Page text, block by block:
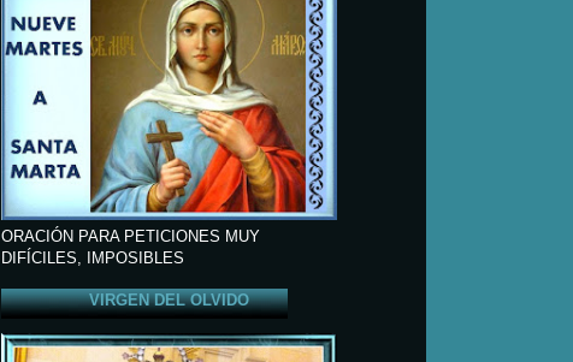
ORACIÓN PARA PETICIONES MUY
DIFÍCILES, IMPOSIBLES
VIRGEN DEL OLVIDO